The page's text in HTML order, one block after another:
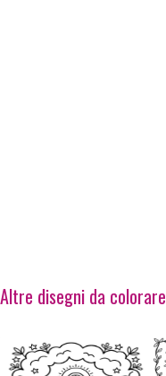
Altre disegni da colorare